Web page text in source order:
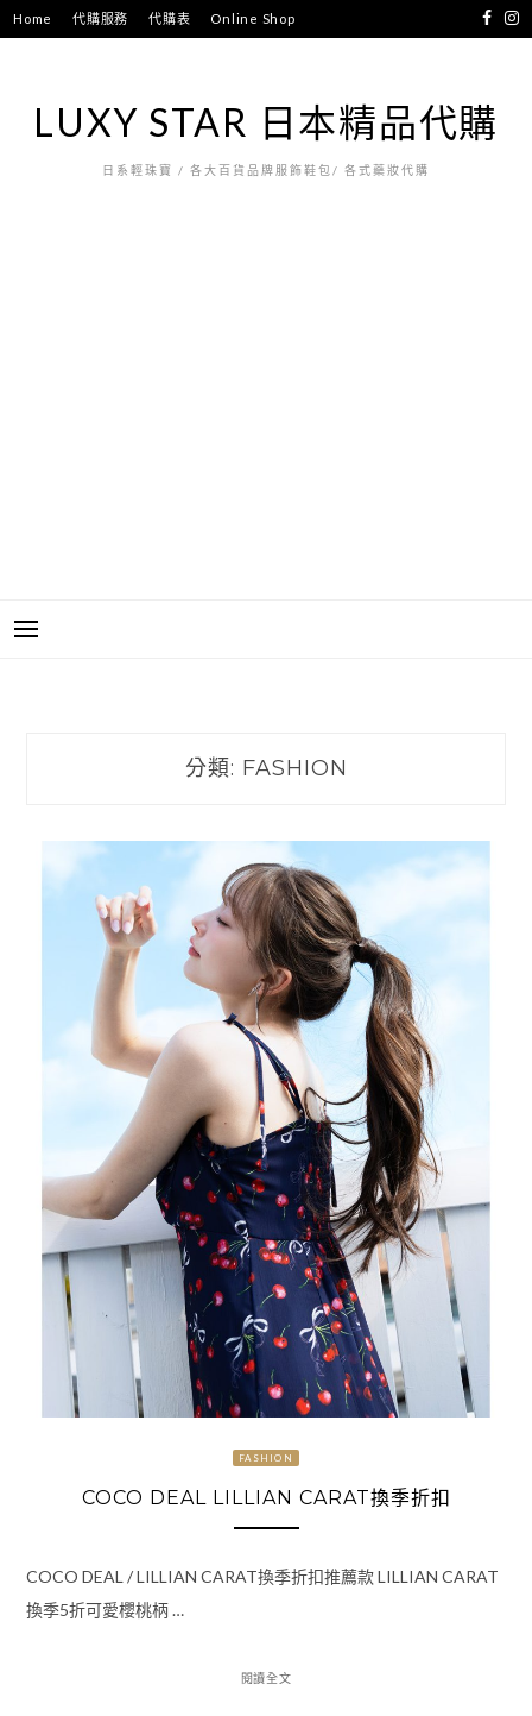
跳
至
Home 代購服務 代購表 Online Shop
LUXY STAR 日本精品代購
日系輕珠寶 / 各大百貨品牌服飾鞋包/ 各式藥妝代購
分類: FASHION
FASHION
COCO DEAL LILLIAN CARAT換季折扣
COCO DEAL / LILLIAN CARAT換季折扣推薦款 LILLIAN CARAT
換季5折可愛櫻桃柄 …
閱讀全文